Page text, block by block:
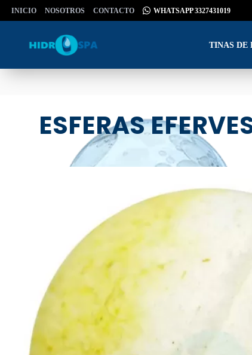
INICIO NOSOTROS CONTACTO WHATSAPP 3327431019
TINAS DE
ESFERAS